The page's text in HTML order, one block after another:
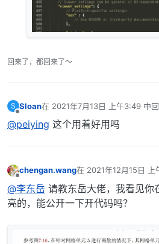
回来了，都回来了～
S Sloan在 2021年7月13日 上午3:49 中
最后由 编辑
@peiying 这个用着好用吗
chengan.wang在 2021年12月15日 上
最后由 编辑
@李东岳 请教东岳大佬，我看见你
亮的，能公开一下开代码吗？